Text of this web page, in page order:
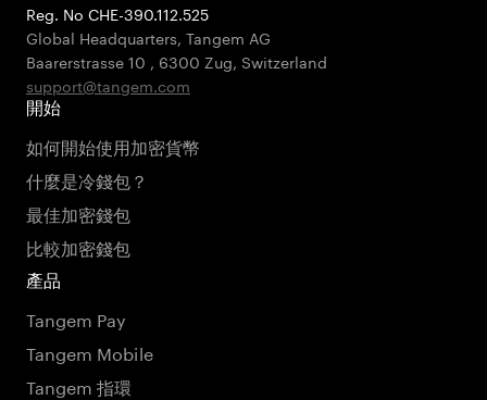
Reg. No CHE-390.112.525
Global Headquarters, Tangem AG
Baarerstrasse 10 , 6300 Zug, Switzerland
support@tangem.com
開始
如何開始使用加密貨幣
什麼是冷錢包？
最佳加密錢包
比較加密錢包
產品
Tangem Pay
Tangem Mobile
Tangem 指環